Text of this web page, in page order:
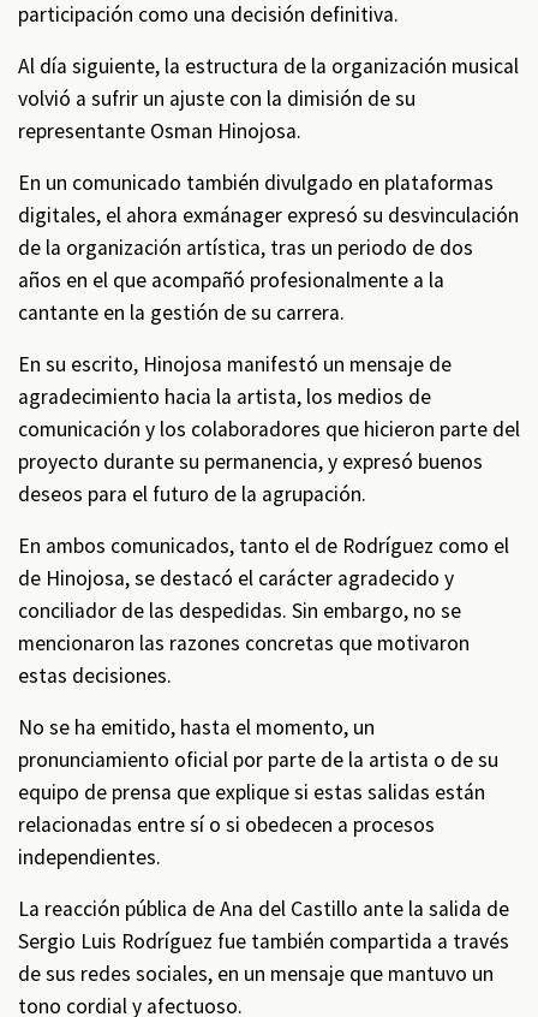
participación como una decisión definitiva.
Al día siguiente, la estructura de la organización musical
volvió a sufrir un ajuste con la dimisión de su
representante Osman Hinojosa.
En un comunicado también divulgado en plataformas
digitales, el ahora exmánager expresó su desvinculación
de la organización artística, tras un periodo de dos
años en el que acompañó profesionalmente a la
cantante en la gestión de su carrera.
En su escrito, Hinojosa manifestó un mensaje de
agradecimiento hacia la artista, los medios de
comunicación y los colaboradores que hicieron parte del
proyecto durante su permanencia, y expresó buenos
deseos para el futuro de la agrupación.
En ambos comunicados, tanto el de Rodríguez como el
de Hinojosa, se destacó el carácter agradecido y
conciliador de las despedidas. Sin embargo, no se
mencionaron las razones concretas que motivaron
estas decisiones.
No se ha emitido, hasta el momento, un
pronunciamiento oficial por parte de la artista o de su
equipo de prensa que explique si estas salidas están
relacionadas entre sí o si obedecen a procesos
independientes.
La reacción pública de Ana del Castillo ante la salida de
Sergio Luis Rodríguez fue también compartida a través
de sus redes sociales, en un mensaje que mantuvo un
tono cordial y afectuoso.